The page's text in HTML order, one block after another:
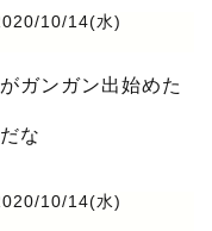
10/14(水)
ガンガン出始めた
な
10/14(水)